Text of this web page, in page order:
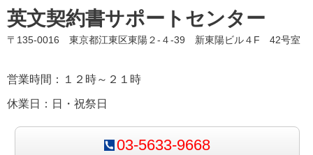
英文契約書サポートセンター
〒135-0016 東京都江東区東陽２-４-39 新東陽ビル４F 42号室
営業時間：１２時～２１時
休業日：日・祝祭日
03-5633-9668